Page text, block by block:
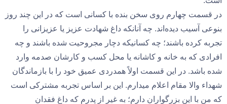
در قسمت چهارم روی سخن بنده با کسانی است که در این چند روز
بنوعی آسیب دیده‌اند. چه آنانکه داغ شهادت عزیز یا عزیزانی را
تجربه کرده باشند؛ چه کسانیکه دچار مجروحیت شده باشند و چه
افرادی که به خانه و کاشانه یا محل کسب و کارشان صدمه وارد
شده باشد. در این قسمت اولاً همدردی عمیق خود را با بازماندگان
شهداء والا مقام اعلام میدارم. این بر اساس تجربه مشترکی است
که من با این بزرگواران دارم؛ به غیر از پدرم که داغ فقدان